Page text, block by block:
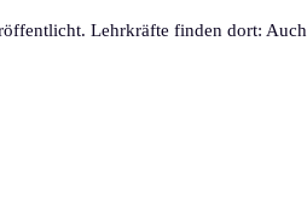
Lehrkräfte finden dort: Auch